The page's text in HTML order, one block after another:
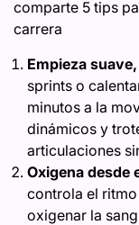
comparte 5 tips
carrera
Empieza
sprints o
minutos a la
dinámicos y
articulaciones
Oxigena desde
controla el
oxigenar la